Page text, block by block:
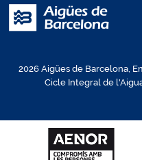
2026 Aigües de Barcelona,
Cicle Integral de